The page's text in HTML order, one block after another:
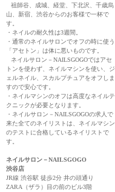
祖師谷、成城、経堂、下北沢、千歳烏
山、新宿、渋谷からのお客様で一杯で
す。
・ネイルの耐久性は3週間。
・通常のネイルサロンでオフの時に使う
「アセトン」は体に悪いものです。
ネイルサロン－NAILSGOGOではアセ
トンを使わず、ネイルマシンを使い、ジ
ェルネイル、スカルプチュアをオフしま
すので安心です。
・ネイルマシンのオフは高度なネイルテ
クニックが必要となります。
・ネイルサロン－NAILSGOGOの求人で
来た全てのネイリストは、ネイルマシン
のテストに合格しているネイリストで
す。
ネイルサロン－NAILSGOGO
渋谷店
JR線 渋谷駅 徒歩2分 井の頭通り
ZARA（ザラ）目の前のビル3階